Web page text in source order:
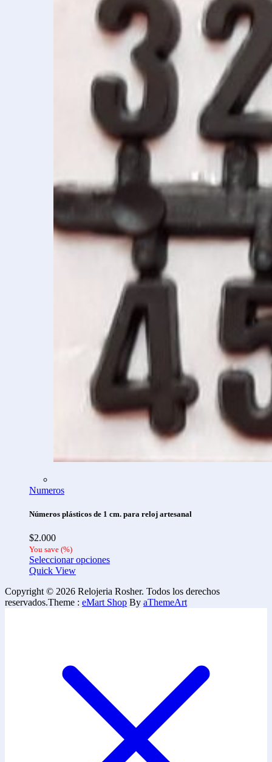
Numeros
Números plásticos de 1 cm. para reloj artesanal
$2.000
You save (%)
Seleccionar opciones
Quick View
Copyright © 2026 Relojeria Rosher. Todos los derechos
reservados.Theme : eMart Shop By aThemeArt